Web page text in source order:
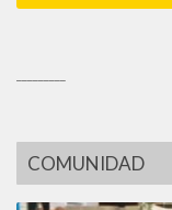
COMUNIDAD